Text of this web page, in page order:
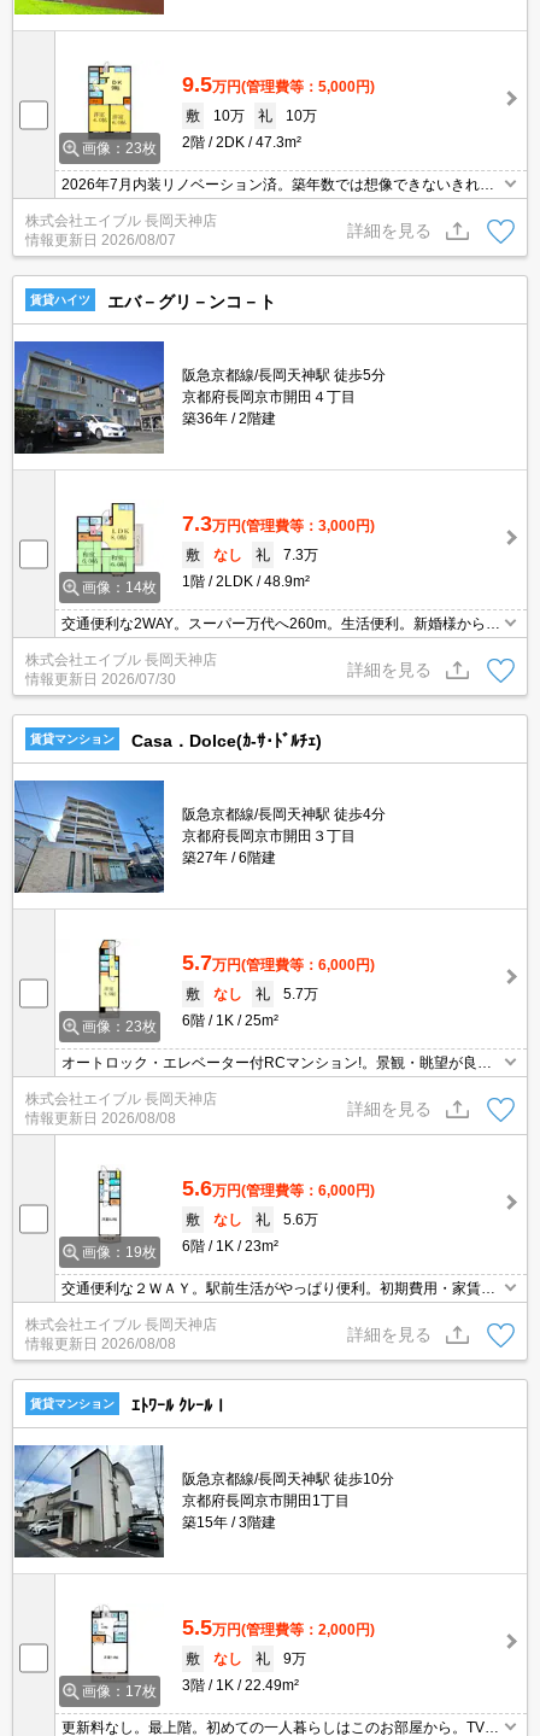
画像：23枚
9.5万円(管理費等：5,000円)
敷
10万 礼
10万
2階
2DK 47.3m²
2026年7月内装リノベーション済。築年数では想像できないきれい
なお部屋。交通便利な2WAY。システムキッチン。TVモニターホン
有。生活便利な立地です。当店のみの専属専任物件。
株式会社エイブル 長岡天神店
情報更新日 2026/08/07
詳細を見る
賃貸ハイツ エバ－グリ－ンコ－ト
阪急京都線/長岡天神駅 徒歩5分
京都府長岡京市開田４丁目
築36年
2階建
画像：14枚
7.3万円(管理費等：3,000円)
敷
なし 礼
7.3万
1階
2LDK 48.9m²
交通便利な2WAY。スーパー万代へ260m。生活便利。新婚様からフ
ァミリーまで。
株式会社エイブル 長岡天神店
情報更新日 2026/07/30
詳細を見る
賃貸マンション Casa．Dolce(ｶ-ｻ･ﾄﾞﾙﾁｪ)
阪急京都線/長岡天神駅 徒歩4分
京都府長岡京市開田３丁目
築27年
6階建
画像：23枚
5.7万円(管理費等：6,000円)
敷
なし 礼
5.7万
6階
1K 25m²
オートロック・エレベーター付RCマンション!。景観・眺望が良好
です。最上階角部屋です。東向きバルコニー。
株式会社エイブル 長岡天神店
情報更新日 2026/08/08
詳細を見る
画像：19枚
5.6万円(管理費等：6,000円)
敷
なし 礼
5.6万
6階
1K 23m²
交通便利な２ＷＡＹ。駅前生活がやっぱり便利。初期費用・家賃カ
ード払い可。引越指定業者あり。オートロック付き。鉄筋コンクリ
ート造りのマンションです。駅近くでラクラク便利。
株式会社エイブル 長岡天神店
情報更新日 2026/08/08
詳細を見る
賃貸マンション ｴﾄﾜｰﾙ ｸﾚｰﾙⅠ
阪急京都線/長岡天神駅 徒歩10分
京都府長岡京市開田1丁目
築15年
3階建
画像：17枚
5.5万円(管理費等：2,000円)
敷
なし 礼
9万
3階
1K 22.49m²
更新料なし。最上階。初めての一人暮らしはこのお部屋から。TVモ